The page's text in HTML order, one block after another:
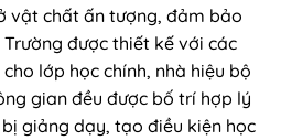
vật chất ấn tượng, đảm bảo
được thiết kế với các
lớp học chính, nhà hiệu bộ
gian đều được bố trí hợp lý
giảng dạy, tạo điều kiện học